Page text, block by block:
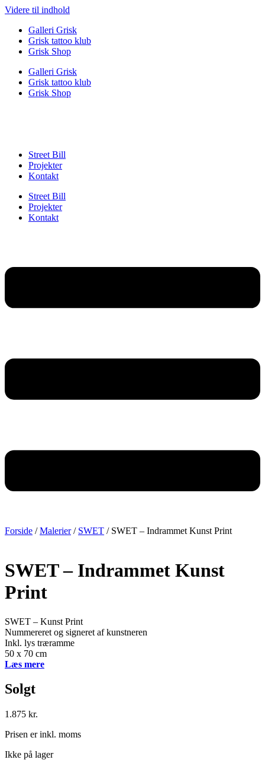
Videre til indhold
Galleri Grisk
Grisk tattoo klub
Grisk Shop
Galleri Grisk
Grisk tattoo klub
Grisk Shop
Street Bill
Projekter
Kontakt
Street Bill
Projekter
Kontakt
Forside /Malerier/ SWET / SWET – Indrammet Kunst Print
SWET – Indrammet Kunst
Print
SWET – Kunst Print
Nummereret og signeret af kunstneren
Inkl. lys træramme
50 x 70 cm
Læs mere
Solgt
1.875 kr.
Prisen er inkl. moms
Ikke på lager